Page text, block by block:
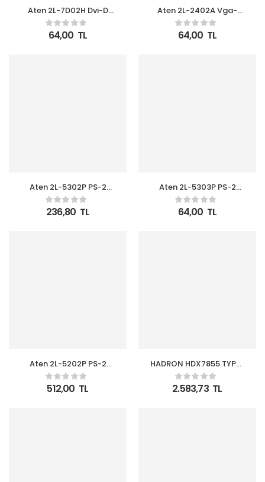
Aten 2L-7D02H Dvi-D
Kvm CableE (1,8 Metre)
64,00 TL
Aten 2L-2402A Vga-
Audio Cable (1,8 Metre)
64,00 TL
Aten 2L-5302P PS-2
Kvm Cable (1,8 Metre)
236,80 TL
Aten 2L-5303P PS-2
Kvm Cable (3 Metre)
64,00 TL
Aten 2L-5202P PS-2
Kvm Cable (1,8m)
512,00 TL
HADRON HDX7855 TYPE-
C HDTV COMBO 2-
TYPE-C + 2-HDMI
2.583,73 TL